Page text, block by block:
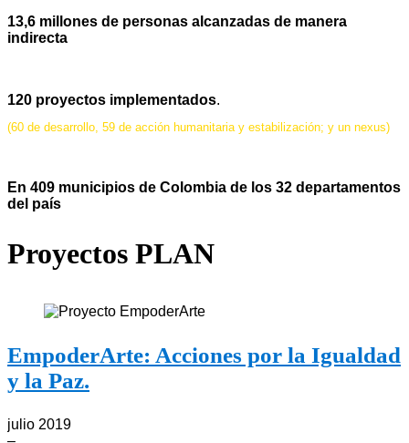
13,6 millones de personas alcanzadas de manera
indirecta
120 proyectos implementados.
(60 de desarrollo, 59 de acción humanitaria y estabilización; y un nexus)
En 409 municipios de Colombia de los 32 departamentos
del país
Proyectos PLAN
EmpoderArte: Acciones por la Igualdad
y la Paz.
julio 2019